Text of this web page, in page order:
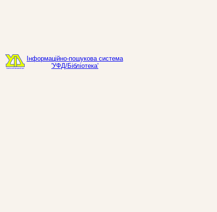
Інформаційно-пошукова система
'УФД/Бібліотека'